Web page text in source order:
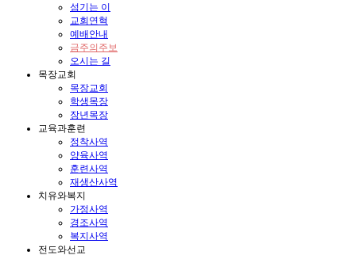
섬기는 이
교회연혁
예배안내
금주의주보
오시는 길
목장교회
목장교회
학생목장
장년목장
교육과훈련
정착사역
양육사역
훈련사역
재생산사역
치유와복지
가정사역
경조사역
복지사역
전도와선교